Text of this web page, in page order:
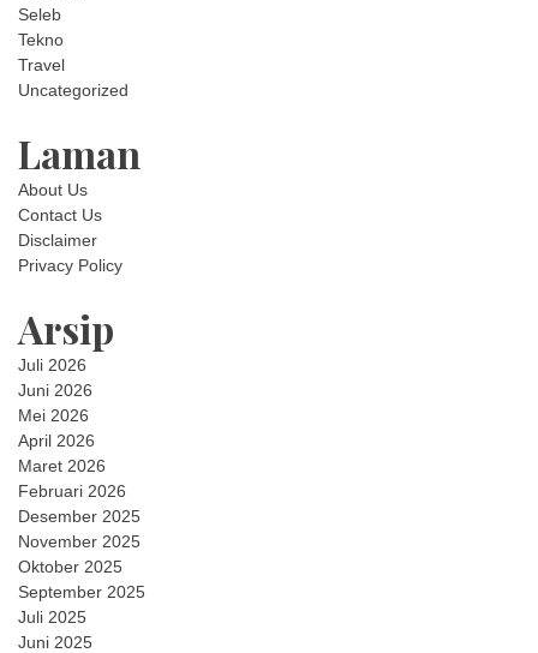
Seleb
Tekno
Travel
Uncategorized
Laman
About Us
Contact Us
Disclaimer
Privacy Policy
Arsip
Juli 2026
Juni 2026
Mei 2026
April 2026
Maret 2026
Februari 2026
Desember 2025
November 2025
Oktober 2025
September 2025
Juli 2025
Juni 2025